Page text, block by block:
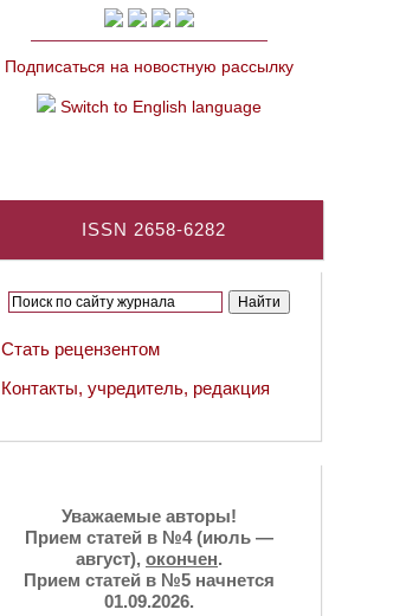
Подписаться на новостную рассылку
Switch to English language
ISSN 2658-6282
Стать рецензентом
Контакты, учредитель, редакция
Уважаемые авторы!
Прием статей в №4 (июль —
август), окончен.
Прием статей в №5 начнется
01.09.2026.